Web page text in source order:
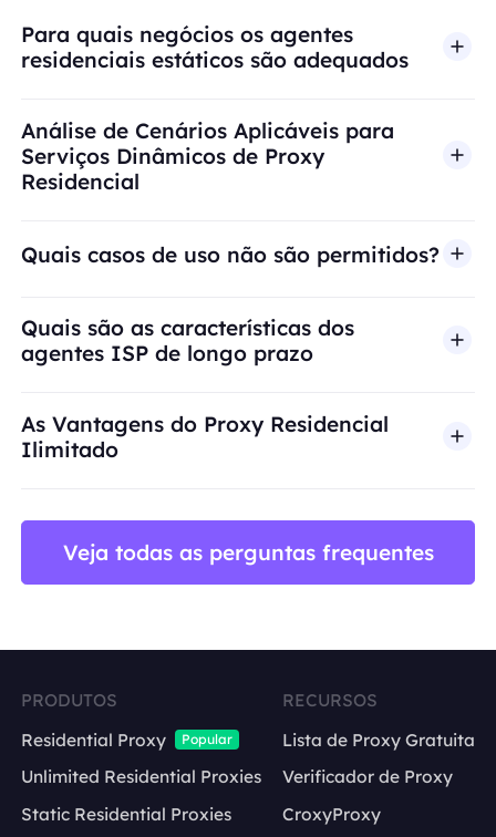
Para quais negócios os agentes
residenciais estáticos são adequados
Análise de Cenários Aplicáveis para
Serviços Dinâmicos de Proxy
Residencial
Quais casos de uso não são permitidos?
A BestProxy não oferece suporte a fraude,
Quais são as características dos
agentes ISP de longo prazo
As Vantagens do Proxy Residencial
Ilimitado
Veja todas as perguntas frequentes
PRODUTOS
Residential Proxy
Popular
Unlimited Residential Proxies
Static Residential Proxies
RECURSOS
Lista de Proxy Gratuita
Verificador de Proxy
CroxyProxy